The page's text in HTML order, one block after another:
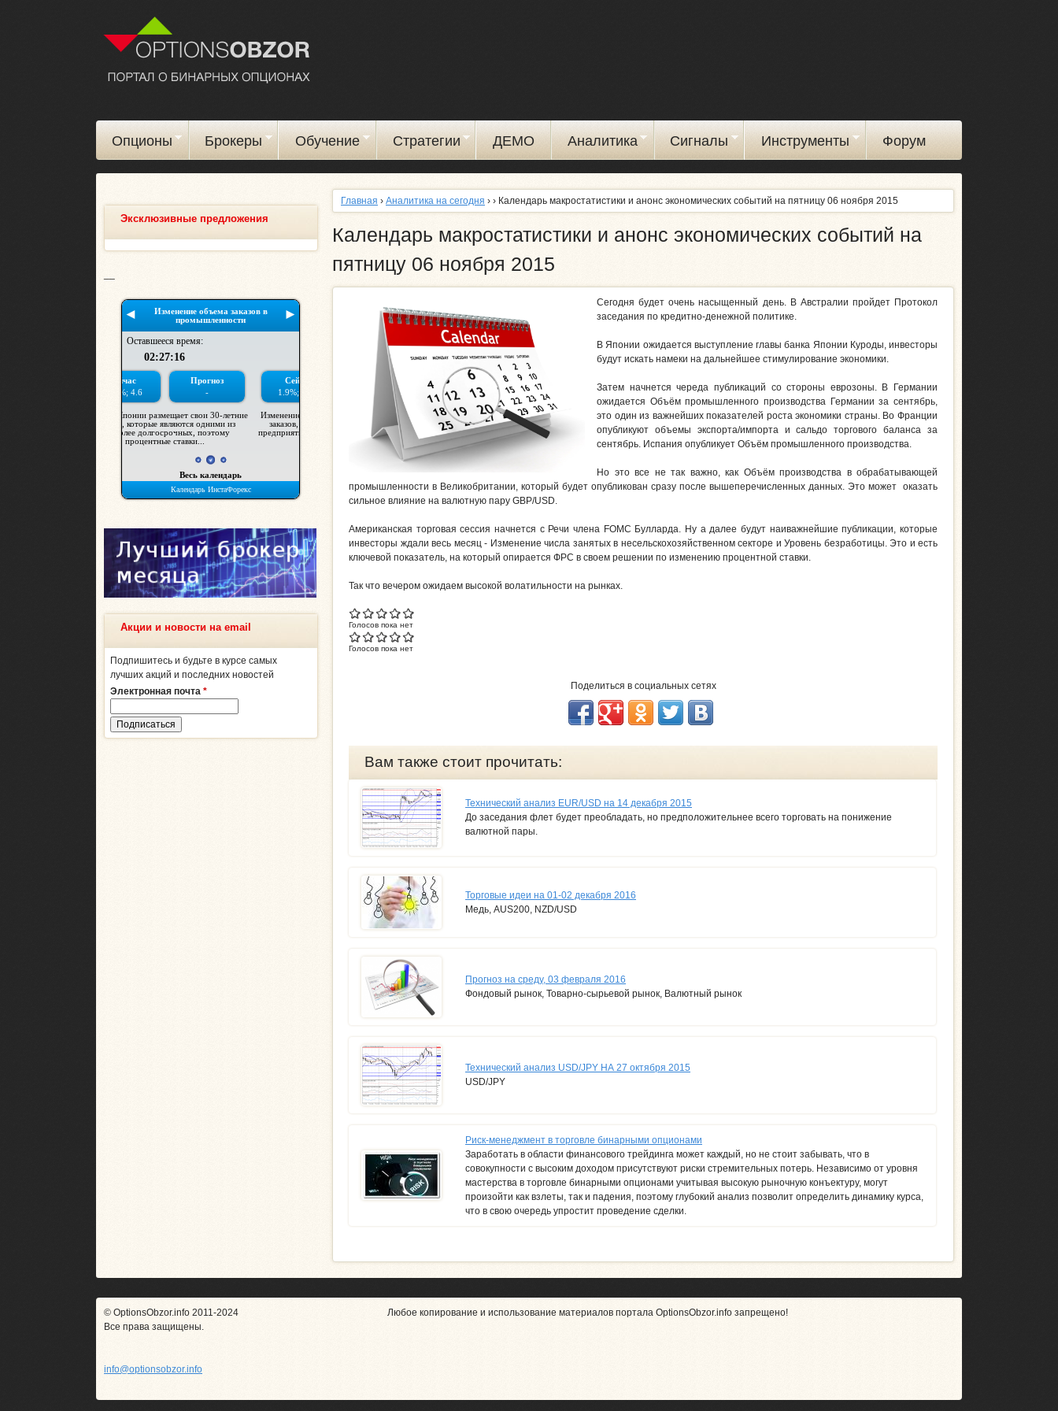
Опционы Брокеры Обучение Стратегии ДЕМО Аналитика Сигналы Инструменты Форум
Главная › Аналитика на сегодня › › Календарь макростатистики и анонс экономических событий на пятницу 06 ноября 2015
Календарь макростатистики и анонс экономических событий на
пятницу 06 ноября 2015
Сегодня будет очень насыщенный день. В Австралии пройдет Протокол
заседания по кредитно-денежной политике.
В Японии ожидается выступление главы банка Японии Куроды, инвесторы
будут искать намеки на дальнейшее стимулирование экономики.
Затем начнется череда публикаций со стороны еврозоны. В Германии
ожидается Объём промышленного производства Германии за сентябрь,
это один из важнейших показателей роста экономики страны. Во Франции
опубликуют объемы экспорта/импорта и сальдо торгового баланса за
сентябрь. Испания опубликует Объём промышленного производства.
Но это все не так важно, как Объём производства в обрабатывающей
промышленности в Великобритании, который будет опубликован сразу после вышеперечисленных данных. Это может оказать
сильное влияние на валютную пару GBP/USD.
Американская торговая сессия начнется с Речи члена FOMC Булларда. Ну а далее будут наиважнейшие публикации, которые
инвесторы ждали весь месяц - Изменение числа занятых в несельскохозяйственном секторе и Уровень безработицы. Это и есть
ключевой показатель, на который опирается ФРС в своем решении по изменению процентной ставки.
Так что вечером ожидаем высокой волатильности на рынках.
Голосов пока нет
Голосов пока нет
Поделиться в социальных сетях
Вам также стоит прочитать:
Технический анализ EUR/USD на 14 декабря 2015
До заседания флет будет преобладать, но предположительнее всего торговать на понижение
валютной пары.
Торговые идеи на 01-02 декабря 2016
Медь, AUS200, NZD/USD
Прогноз на среду, 03 февраля 2016
Фондовый рынок, Товарно-сырьевой рынок, Валютный рынок
Технический анализ USD/JPY НА 27 октября 2015
USD/JPY
Риск-менеджмент в торговле бинарными опционами
Заработать в области финансового трейдинга может каждый, но не стоит забывать, что в
совокупности с высоким доходом присутствуют риски стремительных потерь. Независимо от уровня
мастерства в торговле бинарными опционами учитывая высокую рыночную конъектуру, могут
произойти как взлеты, так и падения, поэтому глубокий анализ позволит определить динамику курса,
что в свою очередь упростит проведение сделки.
Эксклюзивные предложения
Акции и новости на email
Подпишитесь и будьте в курсе самых
лучших акций и последних новостей
Электронная почта *
© OptionsObzor.info 2011-2024
Все права защищены.
info@optionsobzor.info
Любое копирование и использование материалов портала OptionsObzor.info запрещено!